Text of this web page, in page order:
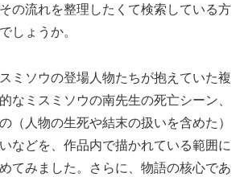
の流れを整理したくて検索している方
しょうか。
ミソウの登場人物たちが抱えていた複
なミスミソウの南先生の死亡シーン、
（人物の生死や結末の扱いを含めた）
などを、作品内で描かれている範囲に
てみました。さらに、物語の核心であ